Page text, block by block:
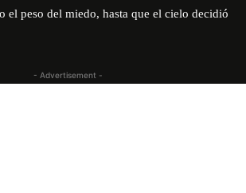
el peso del miedo, hasta que el cielo decidió
- Advertisement -